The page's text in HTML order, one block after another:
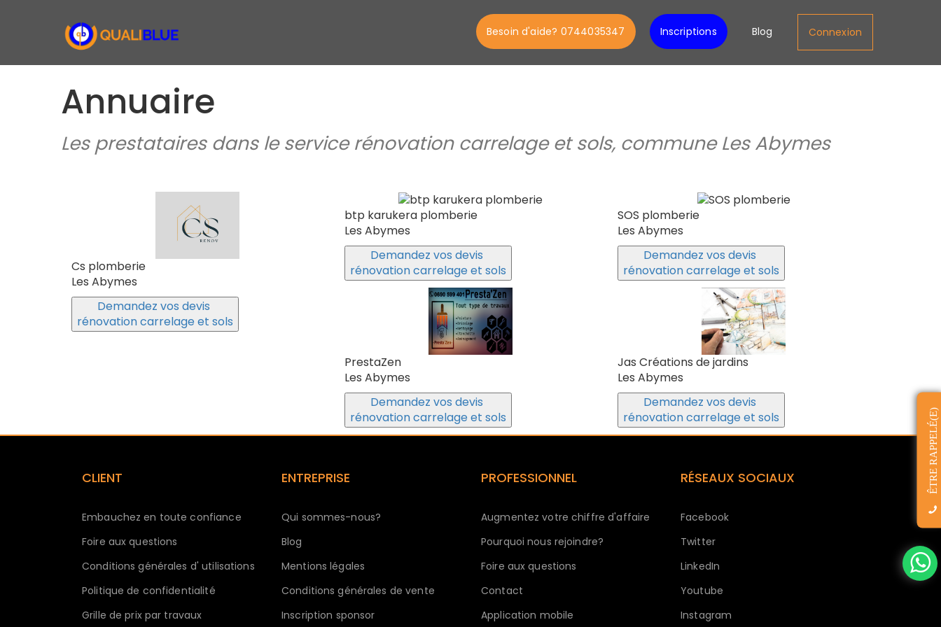
Besoin d'aide? 0744035347 Inscriptions Blog Connexion
Annuaire
Les prestataires dans le service rénovation carrelage et sols, commune Les Abymes
Cs plomberie
Les Abymes
Demandez vos devis
rénovation carrelage et sols
btp karukera plomberie
Les Abymes
Demandez vos devis
rénovation carrelage et sols
SOS plomberie
Les Abymes
Demandez vos devis
rénovation carrelage et sols
PrestaZen
Les Abymes
Demandez vos devis
rénovation carrelage et sols
Jas Créations de jardins
Les Abymes
Demandez vos devis
rénovation carrelage et sols
CLIENT
Embauchez en toute confiance
Foire aux questions
Conditions générales d' utilisations
Politique de confidentialité
Grille de prix par travaux
ENTREPRISE
Qui sommes-nous?
Blog
Mentions légales
Conditions générales de vente
Inscription sponsor
PROFESSIONNEL
Augmentez votre chiffre d'affaire
Pourquoi nous rejoindre?
Foire aux questions
Contact
Application mobile
RÉSEAUX SOCIAUX
Facebook
Twitter
LinkedIn
Youtube
Instagram
ÊTRE RAPPELÉ(E)